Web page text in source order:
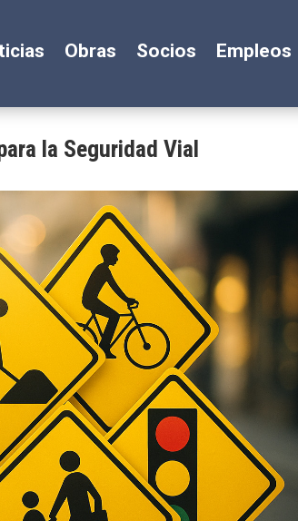
Obras Socios Empleos
la Seguridad Vial